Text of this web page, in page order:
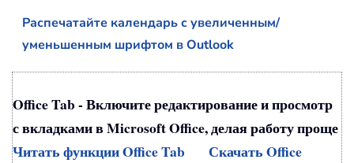
Распечатайте календарь с увеличенным/
уменьшенным шрифтом в Outlook
Office Tab - Включите редактирование и просмотр
с вкладками в Microsoft Office, делая работу проще
Читать функции Office Tab
Скачать Office